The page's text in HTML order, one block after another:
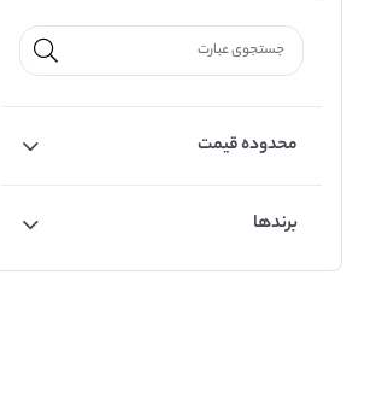
محدوده قیمت
برندها